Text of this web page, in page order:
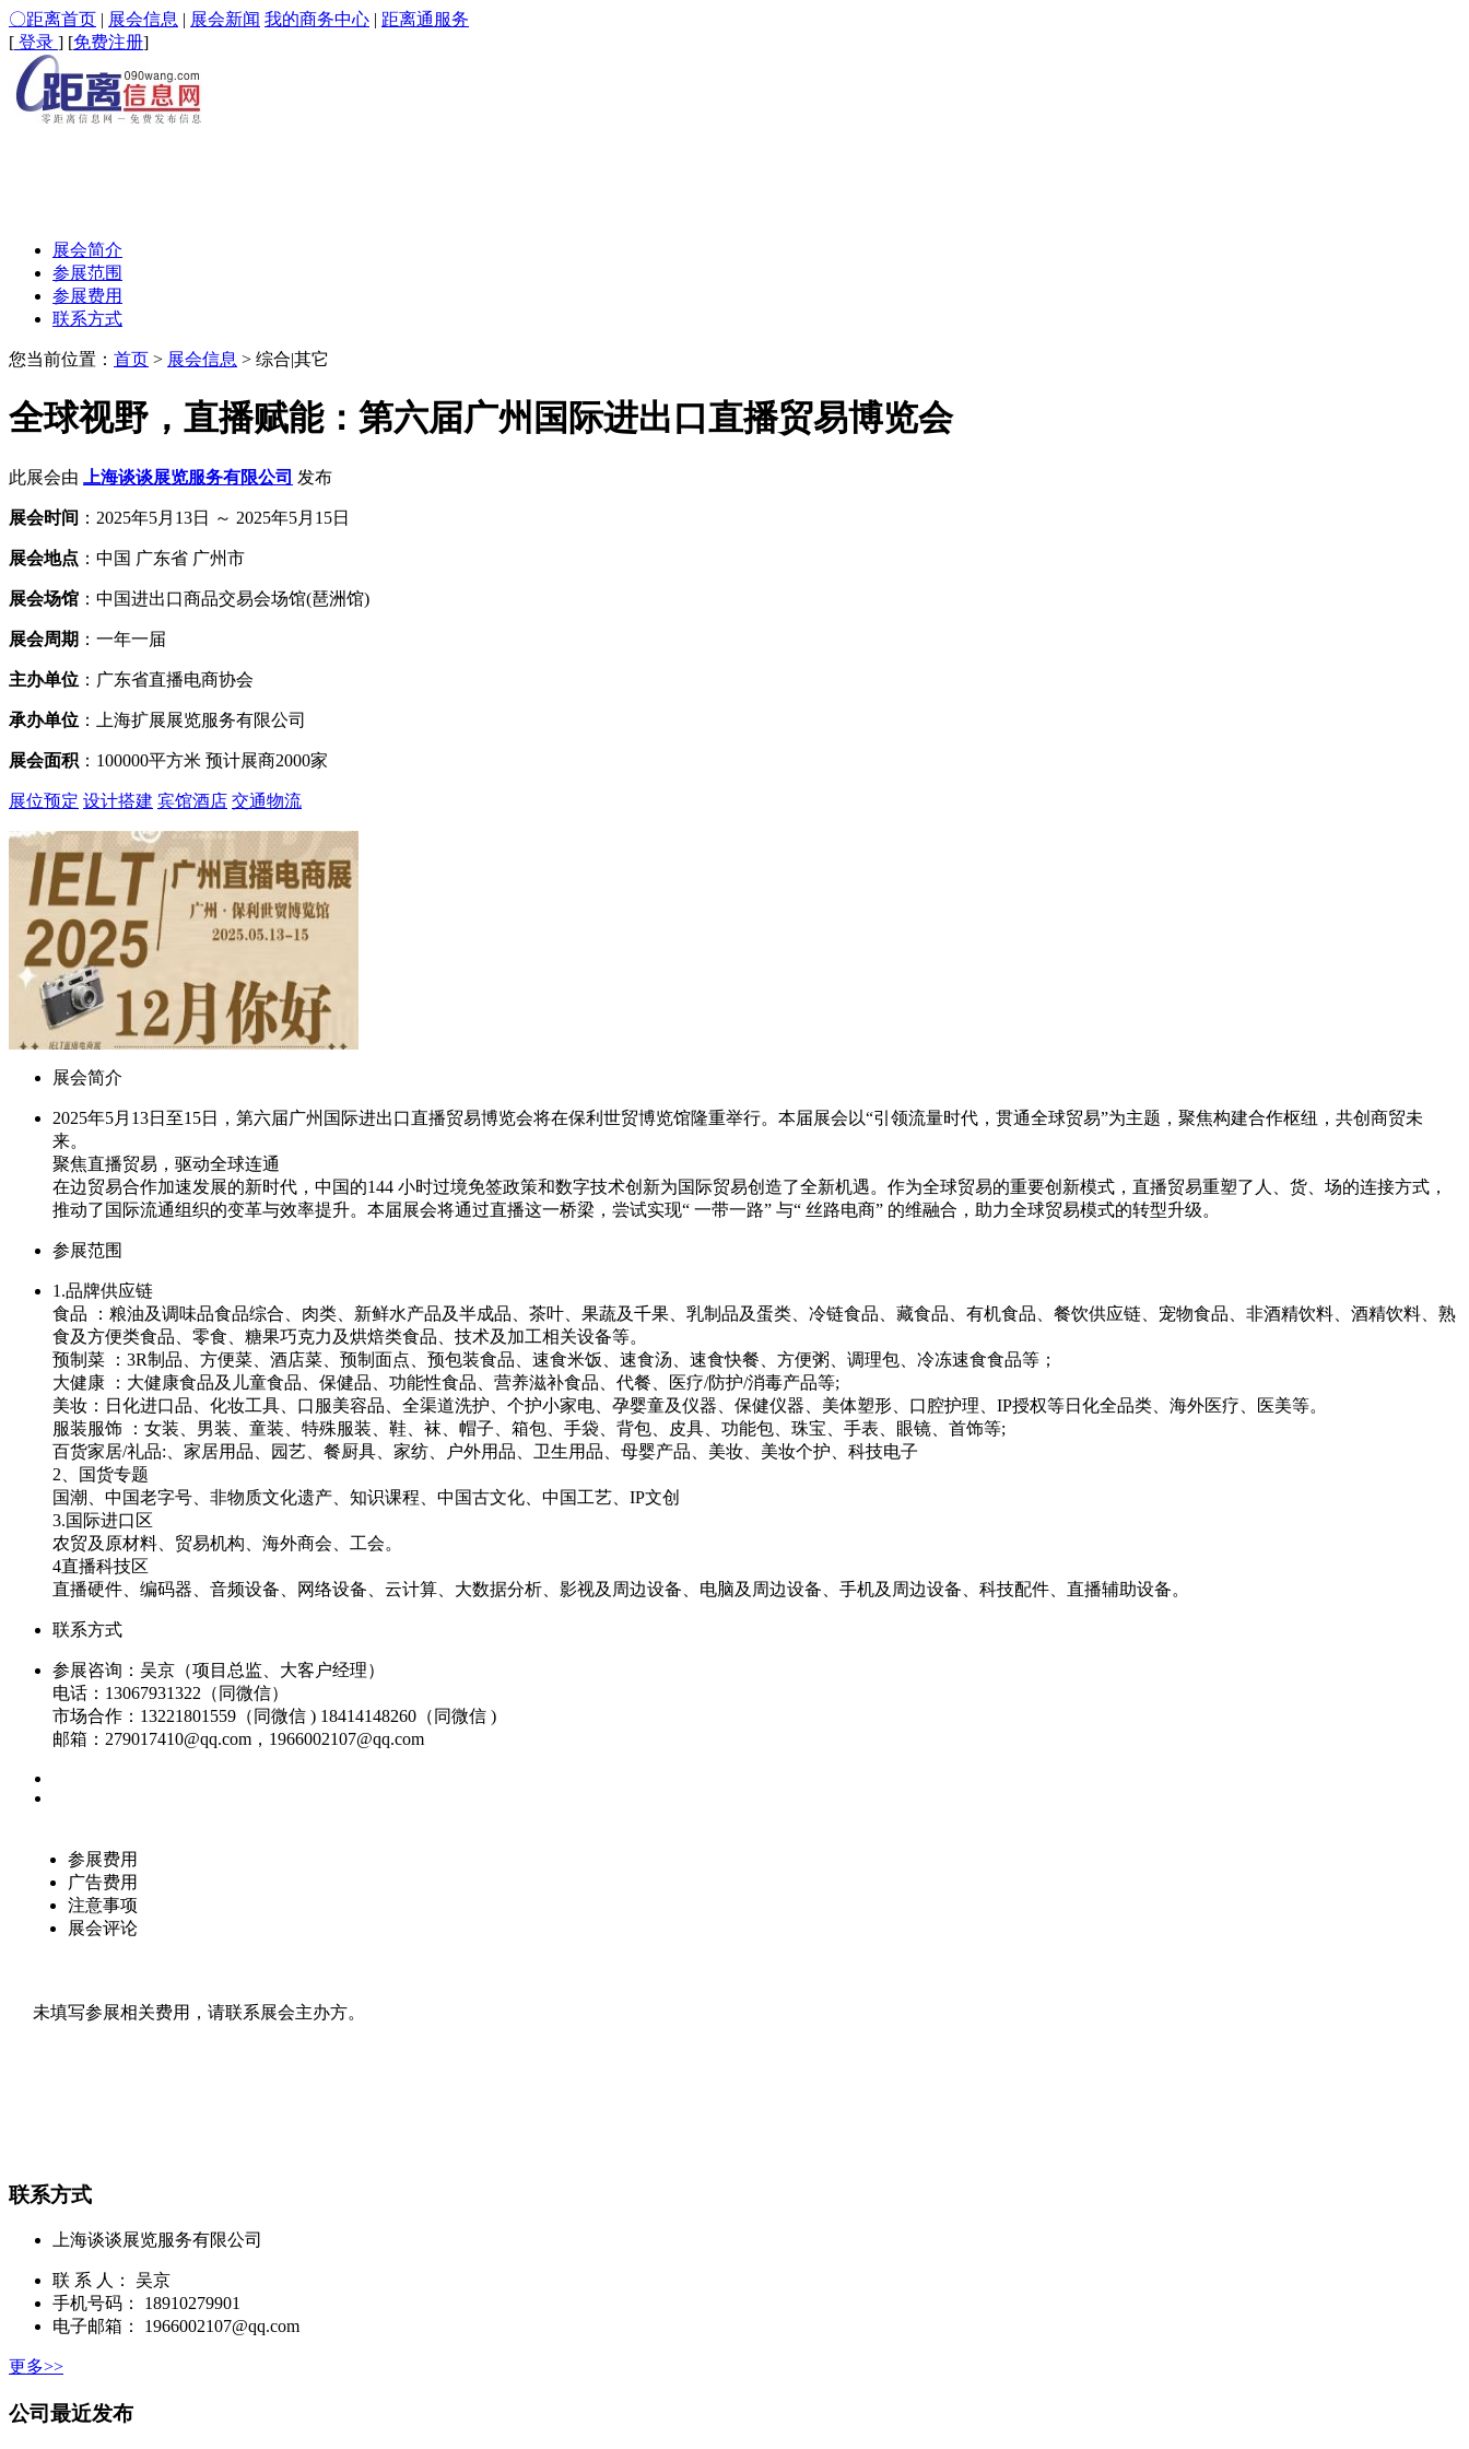
〇距离首页 | 展会信息 | 展会新闻 我的商务中心 | 距离通服务
[ 登录 ] [免费注册]
展会简介
参展范围
参展费用
联系方式
您当前位置： 首页 > 展会信息 > 综合|其它
全球视野，直播赋能：第六届广州国际进出口直播贸易博览会
此展会由 上海谈谈展览服务有限公司 发布
展会时间 ：2025年5月13日 ～ 2025年5月15日
展会地点 ：中国 广东省 广州市
展会场馆 ：中国进出口商品交易会场馆(琶洲馆)
展会周期 ：一年一届
主办单位 ：广东省直播电商协会
承办单位 ：上海扩展展览服务有限公司
展会面积 ：100000平方米 预计展商2000家
展位预定 设计搭建 宾馆酒店 交通物流
展会简介
2025年5月13日至15日，第六届广州国际进出口直播贸易博览会将在保利世贸博览馆隆重举行。本届展会以“引领流量时代，贯通全球贸易”为主题，聚焦构建合作枢纽，共创商贸未
来。
聚焦直播贸易，驱动全球连通
在边贸易合作加速发展的新时代，中国的144 小时过境免签政策和数字技术创新为国际贸易创造了全新机遇。作为全球贸易的重要创新模式，直播贸易重塑了人、货、场的连接方式，
推动了国际流通组织的变革与效率提升。本届展会将通过直播这一桥梁，尝试实现“ 一带一路” 与“ 丝路电商” 的维融合，助力全球贸易模式的转型升级。
参展范围
1.品牌供应链
食品 ：粮油及调味品食品综合、肉类、新鲜水产品及半成品、茶叶、果蔬及千果、乳制品及蛋类、冷链食品、藏食品、有机食品、餐饮供应链、宠物食品、非酒精饮料、酒精饮料、熟
食及方便类食品、零食、糖果巧克力及烘焙类食品、技术及加工相关设备等。
预制菜 ：3R制品、方便菜、酒店菜、预制面点、预包装食品、速食米饭、速食汤、速食快餐、方便粥、调理包、冷冻速食食品等；
大健康 ：大健康食品及儿童食品、保健品、功能性食品、营养滋补食品、代餐、医疗/防护/消毒产品等;
美妆：日化进口品、化妆工具、口服美容品、全渠道洗护、个护小家电、孕婴童及仪器、保健仪器、美体塑形、口腔护理、IP授权等日化全品类、海外医疗、医美等。
服装服饰 ：女装、男装、童装、特殊服装、鞋、袜、帽子、箱包、手袋、背包、皮具、功能包、珠宝、手表、眼镜、首饰等;
百货家居/礼品:、家居用品、园艺、餐厨具、家纺、户外用品、卫生用品、母婴产品、美妆、美妆个护、科技电子
2、国货专题
国潮、中国老字号、非物质文化遗产、知识课程、中国古文化、中国工艺、IP文创
3.国际进口区
农贸及原材料、贸易机构、海外商会、工会。
4直播科技区
直播硬件、编码器、音频设备、网络设备、云计算、大数据分析、影视及周边设备、电脑及周边设备、手机及周边设备、科技配件、直播辅助设备。
联系方式
参展咨询：吴京（项目总监、大客户经理）
电话：13067931322（同微信）
市场合作：13221801559（同微信 ) 18414148260（同微信 )
邮箱：279017410@qq.com，1966002107@qq.com
参展费用
广告费用
注意事项
展会评论
未填写参展相关费用，请联系展会主办方。
联系方式
上海谈谈展览服务有限公司
联 系 人： 吴京
手机号码： 18910279901
电子邮箱： 1966002107@qq.com
更多>>
公司最近发布